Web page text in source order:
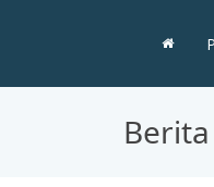
Berita